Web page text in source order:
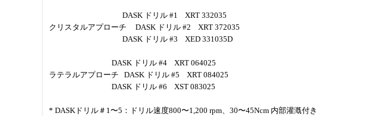
DASK ドリル #1 XRT 332035
クリスタルアプローチ DASK ドリル #2 XRT 372035
DASK ドリル #3 XED 331035D
DASK ドリル #4 XRT 064025
ラテラルアプローチ DASK ドリル #5 XRT 084025
DASK ドリル #6 XST 083025
* DASKドリル＃1〜5：ドリル速度800〜1,200 rpm、30〜45Ncm 内部灌漑付き